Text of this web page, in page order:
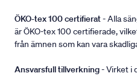
ÖKO-tex 100 certifierat- Alla
är ÖKO-tex 100 certifierade,
från ämnen som kan vara
Ansvarsfull tillverkning- Virket i